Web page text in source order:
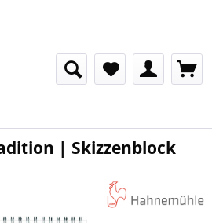
| Skizzenblock